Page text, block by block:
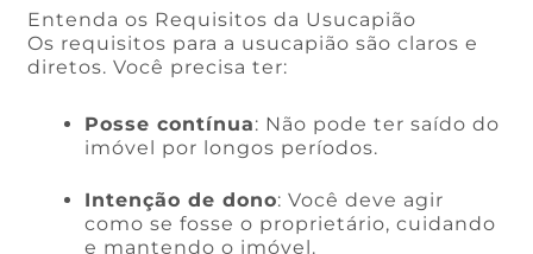
Entenda os Requisitos da Usucapião
Os requisitos para a usucapião são claros e
diretos. Você precisa ter:
Posse contínua: Não pode ter saído do
imóvel por longos períodos.
Intenção de dono: Você deve agir
como se fosse o proprietário, cuidando
e mantendo o imóvel.